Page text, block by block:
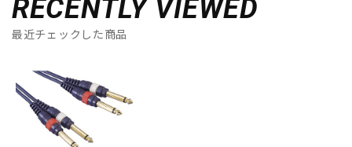
RECENTLY VIEWED
最近チェックした商品